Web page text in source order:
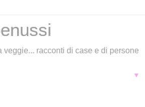
veggie... racconti di case e di persone
▼